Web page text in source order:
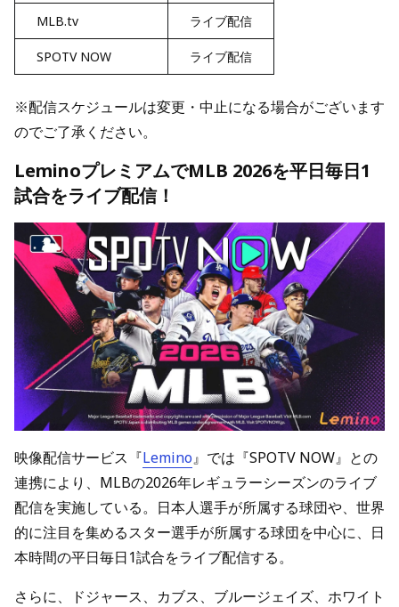
MLB.tv ライブ配信
SPOTV NOW ライブ配信
※配信スケジュールは変更・中止になる場合がございます
のでご了承ください。
LeminoプレミアムでMLB 2026を平日毎日1
試合をライブ配信！
映像配信サービス『Lemino』では『SPOTV NOW』との
連携により、MLBの2026年レギュラーシーズンのライブ
配信を実施している。日本人選手が所属する球団や、世界
的に注目を集めるスター選手が所属する球団を中心に、日
本時間の平日毎日1試合をライブ配信する。
さらに、ドジャース、カブス、ブルージェイズ、ホワイト